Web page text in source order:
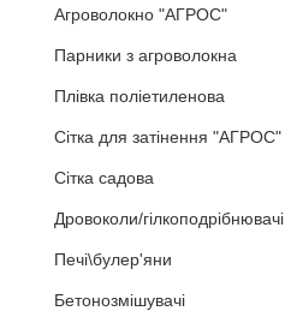
Агроволокно "АГРОС"
Парники з агроволокна
Плівка поліетиленова
Сітка для затінення "АГРОС"
Сітка садова
Дровоколи/гілкоподрібнювачі
Печі\булер'яни
Бетонозмішувачі